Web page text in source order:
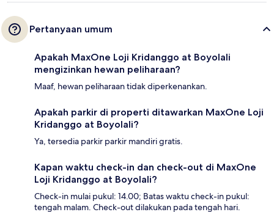
Pertanyaan umum
Apakah MaxOne Loji Kridanggo at Boyolali
mengizinkan hewan peliharaan?
Maaf, hewan peliharaan tidak diperkenankan.
Apakah parkir di properti ditawarkan MaxOne Loji
Kridanggo at Boyolali?
Ya, tersedia parkir parkir mandiri gratis.
Kapan waktu check-in dan check-out di MaxOne
Loji Kridanggo at Boyolali?
Check-in mulai pukul: 14.00; Batas waktu check-in pukul:
tengah malam. Check-out dilakukan pada tengah hari.